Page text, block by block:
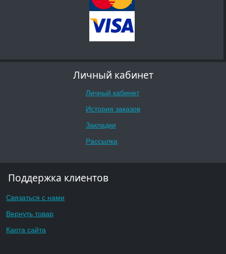
Личный кабинет
Личный кабинет
История заказов
Закладки
Рассылка
Поддержка клиентов
Связаться с нами
Вернуть товар
Карта сайта